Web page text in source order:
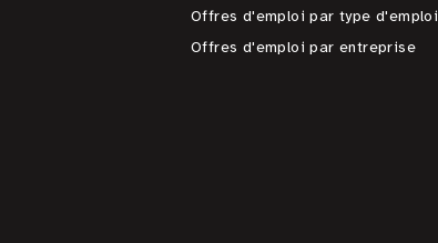
Offres d'emploi par type d'emploi
Offres d'emploi par entreprise